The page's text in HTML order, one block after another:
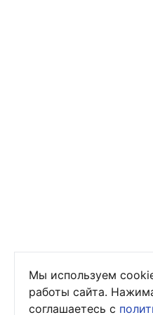
Мы используем
работы сайта.
соглашаетесь с